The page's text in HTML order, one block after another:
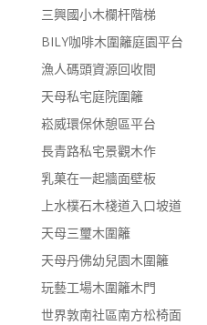
三興國小木欄杆階梯
BILY咖啡木圍籬庭園平台
漁人碼頭資源回收間
天母私宅庭院圍籬
崧威環保休憩區平台
長青路私宅景觀木作
乳菓在一起牆面壁板
上水樸石木棧道入口坡道
天母三璽木圍籬
天母丹佛幼兒園木圍籬
玩藝工場木圍籬木門
世界敦南社區南方松椅面